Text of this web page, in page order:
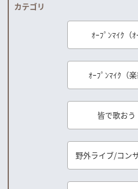
カテゴリ
ｵｰﾌﾟﾝﾏｲｸ（ｵ
ｵｰﾌﾟﾝﾏｲｸ（楽
皆で歌お
野外ライブ/コン